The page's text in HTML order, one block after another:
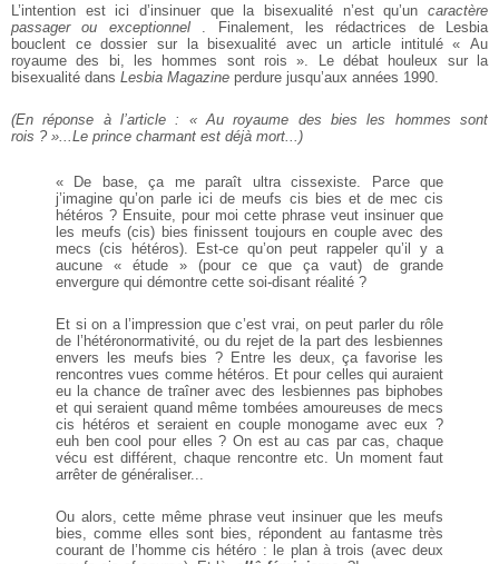
L’intention est ici d’insinuer quela bisexualité n’est qu’uncaractère
passager ou exceptionnel. Finalement, les rédactrices de Lesbia
bouclent ce dossier sur la bisexualité avec un article intitulé « Au
royaume des bi, les hommes sontrois ». Le débat houleux sur la
bisexualité dans Lesbia Magazine perdure jusqu’aux années 1990.
(En réponse à l’article : « Au royaume des bies les hommes sont
rois ? »...Le prince charmant est déjà mort...)
« De base, ça me paraît ultra cissexiste.
Parce que
j’imagine qu’on parle ici de meufs cis bies et de mec cis
hétéros ? Ensuite, pour moi cette phrase veut insinuer que
les meufs (cis) bies finissent toujours en couple avec des
mecs (cis hétéros). Est-ce qu’on peut rappeler qu’il y a
aucune « étude » (pour ce que ça vaut) de grande
envergure qui démontre cette soi-disant réalité ?
Et si on a l’impression que c’est vrai, on peut parler du rôle
de l’hétéronormativité, ou du rejet de la part des lesbiennes
envers les meufs bies ? Entre les deux, ça favorise les
rencontres vues comme hétéros. Et pour celles qui auraient
eu la chance de traîner avec des lesbiennes pas biphobes
et qui seraient quand même tombées amoureuses de mecs
cis hétéros et seraient en couple monogame avec eux ?
euh ben cool pour elles ? On est au cas par cas,
chaque
vécu est différent, chaque rencontre etc. Un moment faut
arrêter de généraliser...
Ou alors, cette même phrase veut insinuer que les meufs
bies, comme elles sont bies, répondent aufantasme très
courant de l’hommecis hétéro : le plan à trois (avec deux